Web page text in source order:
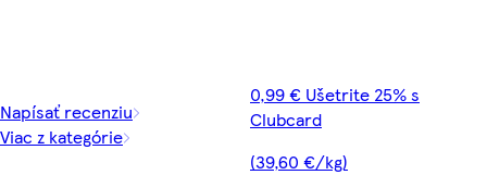
Napísať recenziu
Viac z kategórie
0,99 € Ušetrite 25% s
Clubcard
(39,60 €/kg)